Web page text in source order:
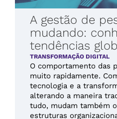
A gestão de
mudando:
tendências
TRANSFORMAÇÃO DIGITAL
O comportamento das
muito rapidamente.
tecnologia e a
alterando a maneira
tudo, mudam também
estruturas